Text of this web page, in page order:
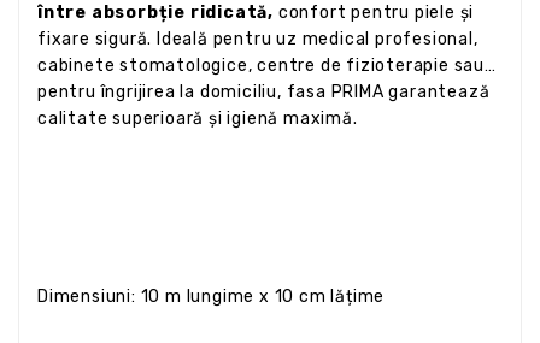
între absorbție ridicată, confort pentru piele și
fixare sigură. Ideală pentru uz medical profesional,
cabinete stomatologice, centre de fizioterapie sau
pentru îngrijirea la domiciliu, fasa PRIMA garantează
calitate superioară și igienă maximă.
Dimensiuni: 10 m lungime x 10 cm lățime